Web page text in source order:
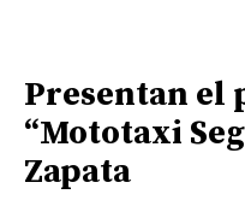
Presentan el
“Mototaxi
Zapata